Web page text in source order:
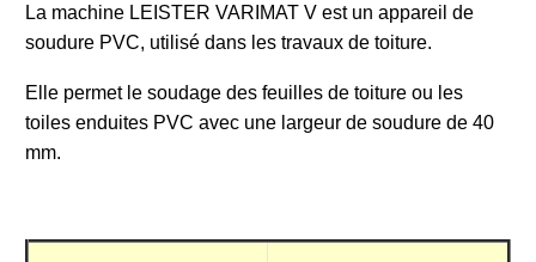
La machine LEISTER VARIMAT V est un appareil de
soudure PVC, utilisé dans les travaux de toiture.
Elle permet le soudage des feuilles de toiture ou les
toiles enduites PVC avec une largeur de soudure de 40
mm.